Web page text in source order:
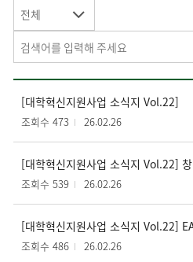
전체
[대학혁신지원사업 소식지 Vol.22]
조회수 473 26.02.26
조회수 539 26.02.26
조회수 486 26.02.26